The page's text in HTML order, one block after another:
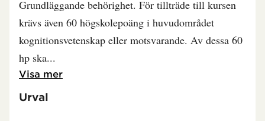
Grundläggande behörighet. För tillträde till kursen
krävs även 60 högskolepoäng i huvudområdet
kognitionsvetenskap eller motsvarande. Av dessa 60
hp ska
Visa mer
Urval